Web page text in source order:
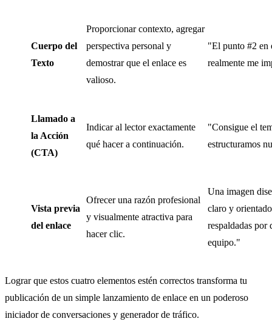
Cuerpo del
Texto
Proporcionar contexto, agregar
perspectiva personal y
demostrar que el enlace es
valioso.
"El punto #2 en
realmente me
Llamado a
la Acción
(CTA)
Indicar al lector exactamente
qué hacer a continuación.
"Consigue el
estructuramos
Vista previa
del enlace
Ofrecer una razón profesional
y visualmente atractiva para
hacer clic.
Una imagen
claro y
respaldadas por
equipo."
Lograr que estos cuatro elementos estén correctos transforma tu
publicación de un simple lanzamiento de enlace en un poderoso
iniciador de conversaciones y generador de tráfico.